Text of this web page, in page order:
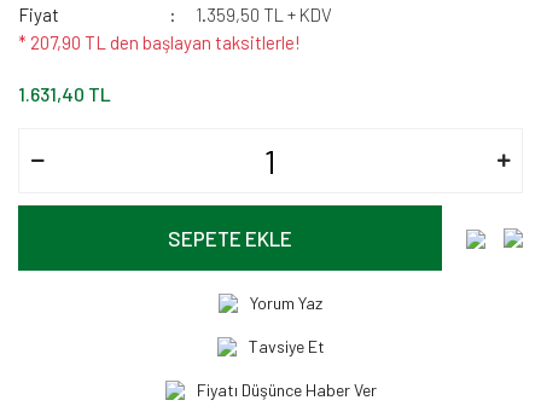
Fiyat
1.359,50 TL + KDV
* 207,90 TL den başlayan taksitlerle!
1.631,40 TL
SEPETE EKLE
Yorum Yaz
Tavsiye Et
Fiyatı Düşünce Haber Ver